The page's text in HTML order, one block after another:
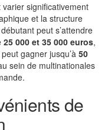
significativement
et la structure
peut s’attendre
25 000 et 35 000 euros,
gagner jusqu’à 50
sein de multinationales
de